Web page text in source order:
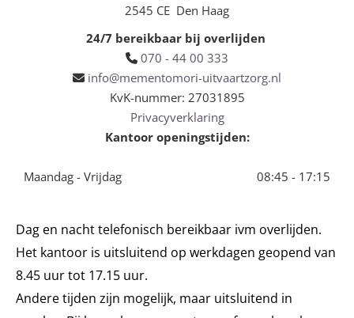
2545 CE Den Haag
24/7 bereikbaar bij overlijden
 070 - 44 00 333
 info@mementomori-uitvaartzorg.nl
KvK-nummer: 27031895
Privacyverklaring
Kantoor openingstijden:
Maandag - Vrijdag 08:45 - 17:15
Dag en nacht telefonisch bereikbaar ivm overlijden.
Het kantoor is uitsluitend op werkdagen geopend van
8.45 uur tot 17.15 uur.
Andere tijden zijn mogelijk, maar uitsluitend in